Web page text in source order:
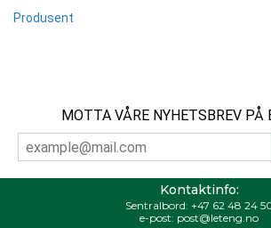
Produsent
MOTTA VÅRE NYHETSBREV PÅ
Kontaktinfo:
Sentralbord: +47 62 48 24
e-post: post@leteng.no